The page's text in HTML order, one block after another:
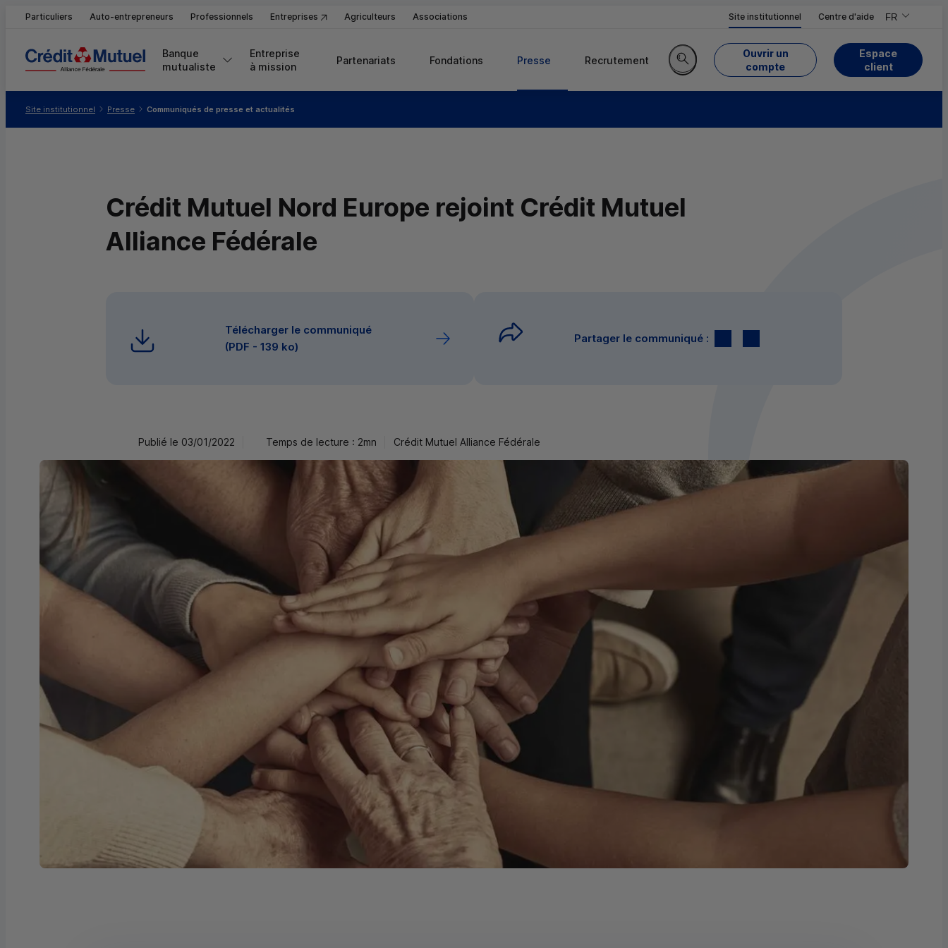
Particuliers Auto-entrepreneurs Professionnels Entreprises Agriculteurs Associations Site institutionnel Centre d'aide FR
,Version
,Changer de
Banque
mutualiste
Entreprise
à mission
Partenariats Fondations Presse Recrutement
Rechercher sur le site
Ouvrir un
comptedu Crédit Mutuel
Espace
client
Site institutionnel Presse Communiqués de presse et actualités
Crédit Mutuel Nord Europe rejoint Crédit Mutuel
Alliance Fédérale
Télécharger le communiqué
(PDF - 139 ko)
Partager le communiqué :
Publié le 03/01/2022 Temps de lecture : 2mn Crédit Mutuel Alliance Fédérale